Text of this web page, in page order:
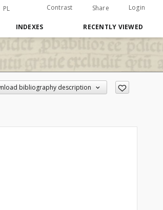
PL Contrast Share Login
INDEXES RECENTLY VIEWED
bibliography description